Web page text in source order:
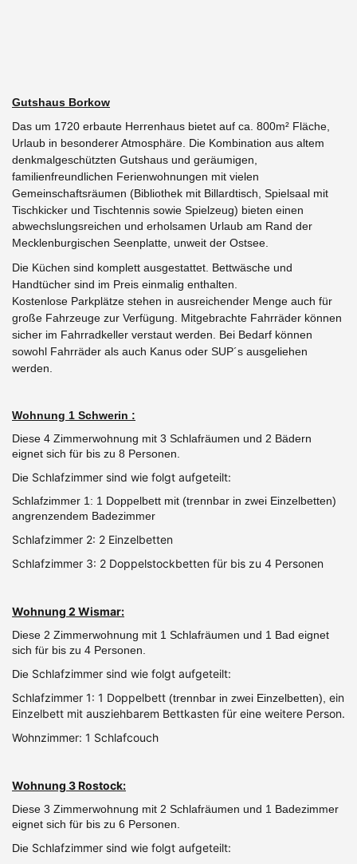
Gutshaus Borkow
Das um 1720 erbaute Herrenhaus bietet auf ca. 800m² Fläche,
Urlaub in besonderer Atmosphäre. Die Kombination aus altem
denkmalgeschützten Gutshaus und geräumigen,
familienfreundlichen Ferienwohnungen mit vielen
Gemeinschaftsräumen (Bibliothek mit Billardtisch, Spielsaal mit
Tischkicker und Tischtennis sowie Spielzeug) bieten einen
abwechslungsreichen und erholsamen Urlaub am Rand der
Mecklenburgischen Seenplatte, unweit der Ostsee.
Die Küchen sind komplett ausgestattet. Bettwäsche und
Handtücher sind im Preis einmalig enthalten.
Kostenlose Parkplätze stehen in ausreichender Menge auch für
große Fahrzeuge zur Verfügung. Mitgebrachte Fahrräder können
sicher im Fahrradkeller verstaut werden. Bei Bedarf können
sowohl Fahrräder als auch Kanus oder SUP´s ausgeliehen
werden.
Wohnung 1 Schwerin :
Diese 4 Zimmerwohnung mit 3 Schlafräumen und 2 Bädern
eignet sich für bis zu 8 Personen.
Die Schlafzimmer sind wie folgt aufgeteilt:
Schlafzimmer 1: 1 Doppelbett mit (trennbar in zwei Einzelbetten)
angrenzendem Badezimmer
Schlafzimmer 2: 2 Einzelbetten
Schlafzimmer 3: 2 Doppelstockbetten für bis zu 4 Personen
Wohnung 2 Wismar:
Diese 2 Zimmerwohnung mit 1 Schlafräumen und 1 Bad eignet
sich für bis zu 4 Personen.
Die Schlafzimmer sind wie folgt aufgeteilt:
Schlafzimmer 1: 1 Doppelbett (trennbar in zwei Einzelbetten), ein
Einzelbett mit ausziehbarem Bettkasten für eine weitere Person.
Wohnzimmer: 1 Schlafcouch
Wohnung 3 Rostock:
Diese 3 Zimmerwohnung mit 2 Schlafräumen und 1 Badezimmer
eignet sich für bis zu 6 Personen.
Die Schlafzimmer sind wie folgt aufgeteilt: